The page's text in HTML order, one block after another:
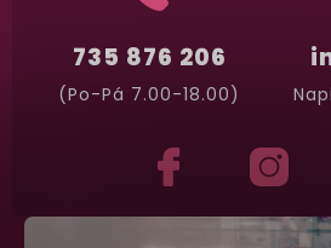
735 876 206
(Po-Pá 7.00-18.00)